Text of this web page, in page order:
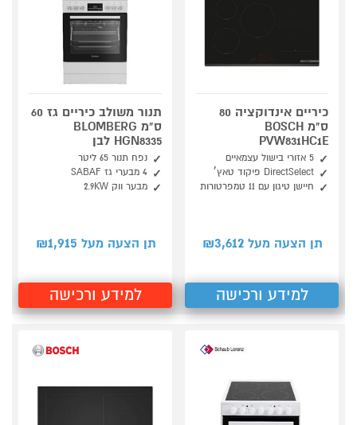
כיריים אינדוקציה 80
ס"מ BOSCH
PVW831HC1E
5 אזורי בישול עצמאיים
DirectSelect פיקוד טאץ׳
חיישן טיגון עם 11 טמפרטורות
תן הצעה מעל ₪ 3,612
למידע ורכישה
תנור משולב כיריים גז 60
ס"מ BLOMBERG
HGN8335 לבן
נפח תנור ‎65 ליטר
4 מבערי גז SABAF
מבער ווק ‎2.9KW
תן הצעה מעל ₪ 1,915
למידע ורכישה